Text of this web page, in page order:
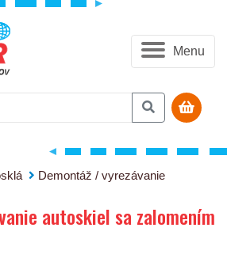
Menu
Demontáž / vyrezávanie
autoskiel sa zalomením Rodcraft U
autoskiel sa zalomením